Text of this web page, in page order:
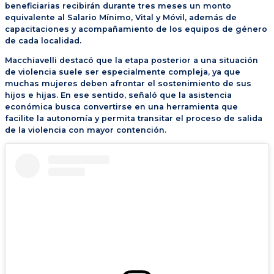
beneficiarias recibirán durante tres meses un monto
equivalente al Salario Mínimo, Vital y Móvil, además de
capacitaciones y acompañamiento de los equipos de género
de cada localidad.
Macchiavelli destacó que la etapa posterior a una situación
de violencia suele ser especialmente compleja, ya que
muchas mujeres deben afrontar el sostenimiento de sus
hijos e hijas. En ese sentido, señaló que la asistencia
económica busca convertirse en una herramienta que
facilite la autonomía y permita transitar el proceso de salida
de la violencia con mayor contención.